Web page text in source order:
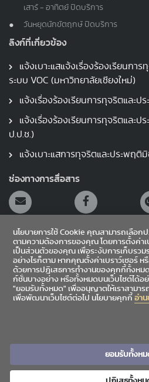
เสาร์ - อาทิตย์ ปิดบริการ
วันหยุดนักขัตฤกษ์ ปิดบริการ
ลิงก์ที่เกี่ยวข้อง
แจ้งเบาะแสแจ้งเรื่องร้องเรียนกา
ระบบ VOC (มหาวิทยาลัยเชียงใหม่)
แจ้งเรื่องร้องเรียนการทุจริตและ
แจ้งเรื่องร้องเรียนการทุจริตและ
ป.ป.ช.)
แจ้งเบาะแสการทุจริตและประพฤติ
ช่องทางการสื่อสาร
สายตรงผู้อำนวยการ
ข้อเสนอแนะ | ส
นโยบายการใช้ Cookie คุณสามารถเลือก
ตามความต้องการของคุณ โดยการตั้งค่าเ
เป็นส่วนตัวของคุณ เพื่อระงับการเก็บรว
อย่างไรก็ตาม หากคุณตั้งค่าเบราว์เซอร์
ด้วยการปฎิเสธการทำงานของคุกกี้ทั้งหม
ก์ชั่นบางอย่าง หรือทั้งหมดบนเว็บไซต์ได้
"ยอมรับทั้งหมด" เพื่ออนุญาตให้เราสามาร
เพื่อพัฒนาเว็บไซต์ต่อไป นโยบายคุกกี้อ่า
ยอมรับทั้งหม